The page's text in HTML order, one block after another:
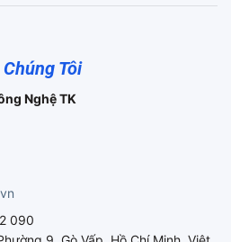
Chúng Tôi
Nghệ TK
090